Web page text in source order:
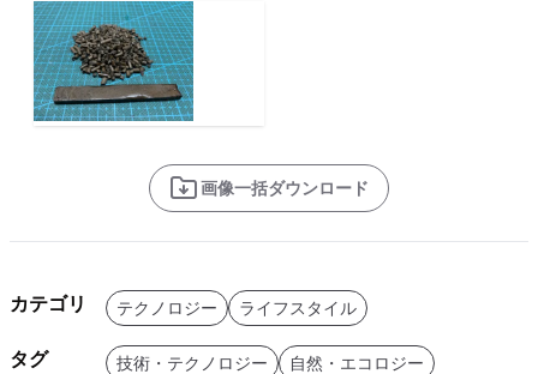
画像一括ダウンロード
カテゴリ テクノロジー ライフスタイル
タグ 技術・テクノロジー
自然・エコロジー